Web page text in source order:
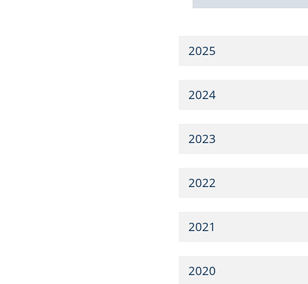
2025
2024
2023
2022
2021
2020